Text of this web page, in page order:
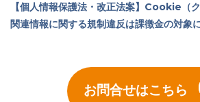
【個人情報保護法・改正法案】Cookie（
関連情報に関する規制違反は課徴金の対象
お問合せはこちら